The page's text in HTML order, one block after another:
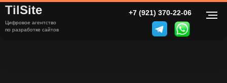
TilSite
Цифровое агентство
по разработке сайтов
+7 (921) 370-22-06